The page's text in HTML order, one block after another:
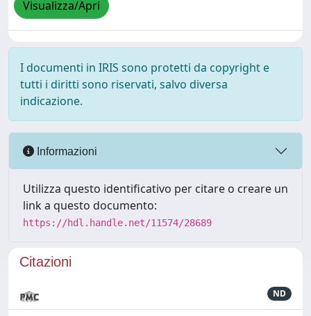
Visualizza/Apri
I documenti in IRIS sono protetti da copyright e
tutti i diritti sono riservati, salvo diversa
indicazione.
Informazioni
Utilizza questo identificativo per citare o creare un
link a questo documento:
https://hdl.handle.net/11574/28689
Citazioni
ND